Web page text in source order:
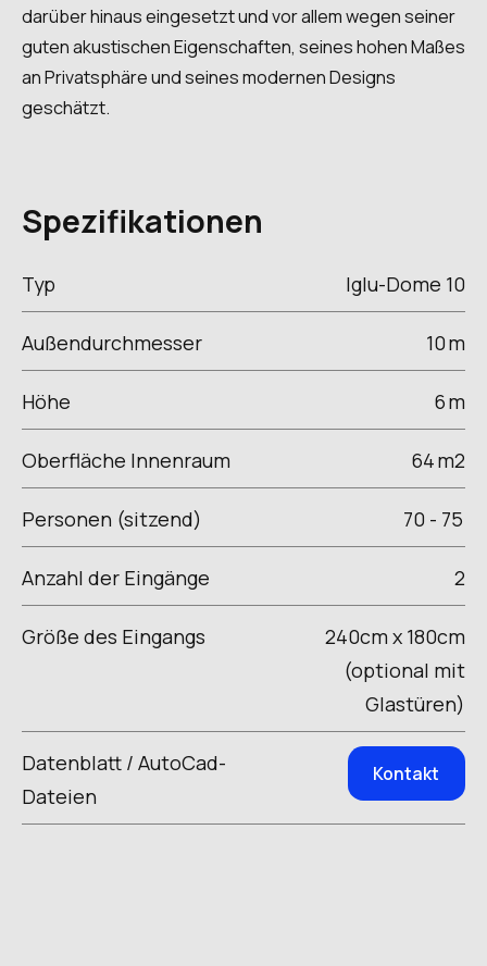
Spezifikationen
Typ Iglu-Dome 10
Außendurchmesser 10m
Höhe 6m
Oberfläche Innenraum 64m2
Personen (sitzend) 70 - 75
Anzahl der Eingänge 2
Größe des Eingangs
240cm x 180cm
(optional mit
Glastüren)
Datenblatt / AutoCad-
Dateien
Kontakt
darüber hinaus eingesetzt und vor allem wegen seiner
guten akustischen Eigenschaften, seines hohen Maßes
an Privatsphäre und seines modernen Designs
geschätzt.